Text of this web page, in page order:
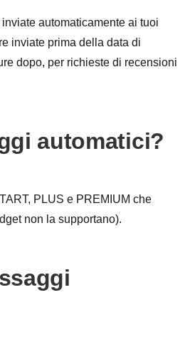
automaticamente ai tuoi
inviate prima della data di
dopo, per richieste di recensioni
automatici?
PLUS e PREMIUM che
non la supportano).